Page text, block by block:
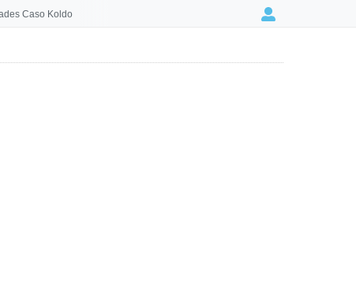
Caso Koldo Login